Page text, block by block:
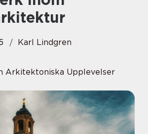
Karl Lindgren
Arkitektoniska Upplevelser